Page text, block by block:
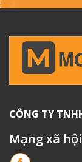
CÔNG TY
Mạng xã hội